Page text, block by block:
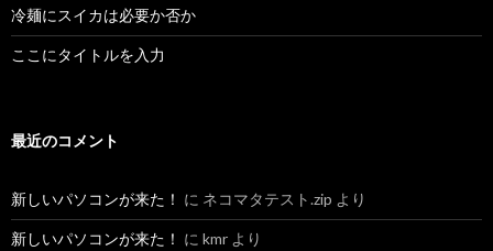
冷麺にスイカは必要か否か
ここにタイトルを入力
最近のコメント
新しいパソコンが来た！ に ネコマタテスト.zip より
新しいパソコンが来た！ に kmr より